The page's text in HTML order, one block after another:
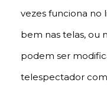
vezes funciona no
bem nas telas, ou
podem ser
telespectador